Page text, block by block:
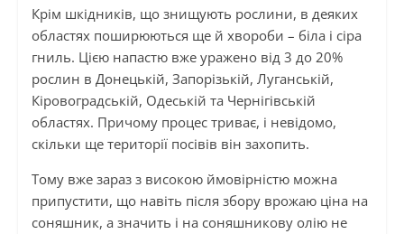
Крім шкідників, що знищують рослини, в деяких
областях поширюються ще й хвороби – біла і сіра
гниль. Цією напастю вже уражено від 3 до 20%
рослин в Донецькій, Запорізькій, Луганській,
Кіровоградській, Одеській та Чернігівській
областях. Причому процес триває, і невідомо,
скільки ще території посівів він захопить.
Тому вже зараз з високою ймовірністю можна
припустити, що навіть після збору врожаю ціна на
соняшник, а значить і на соняшникову олію не